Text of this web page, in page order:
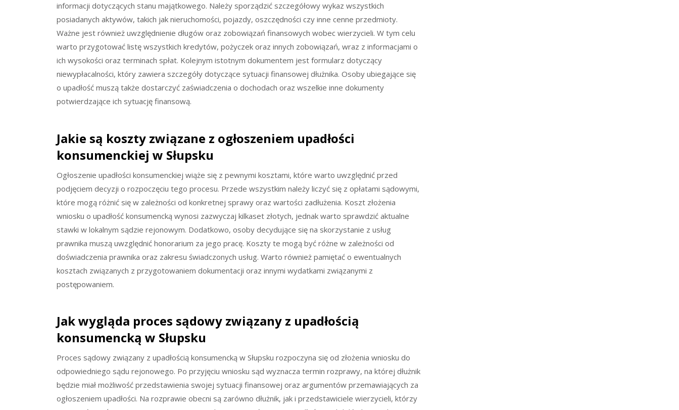
informacji dotyczących stanu majątkowego. Należy sporządzić szczegółowy wykaz wszystkich
posiadanych aktywów, takich jak nieruchomości, pojazdy, oszczędności czy inne cenne przedmioty.
Ważne jest również uwzględnienie długów oraz zobowiązań finansowych wobec wierzycieli. W tym celu
warto przygotować listę wszystkich kredytów, pożyczek oraz innych zobowiązań, wraz z informacjami o
ich wysokości oraz terminach spłat. Kolejnym istotnym dokumentem jest formularz dotyczący
niewypłacalności, który zawiera szczegóły dotyczące sytuacji finansowej dłużnika. Osoby ubiegające się
o upadłość muszą także dostarczyć zaświadczenia o dochodach oraz wszelkie inne dokumenty
potwierdzające ich sytuację finansową.
Jakie są koszty związane z ogłoszeniem upadłości
konsumenckiej w Słupsku
Ogłoszenie upadłości konsumenckiej wiąże się z pewnymi kosztami, które warto uwzględnić przed
podjęciem decyzji o rozpoczęciu tego procesu. Przede wszystkim należy liczyć się z opłatami sądowymi,
które mogą różnić się w zależności od konkretnej sprawy oraz wartości zadłużenia. Koszt złożenia
wniosku o upadłość konsumencką wynosi zazwyczaj kilkaset złotych, jednak warto sprawdzić aktualne
stawki w lokalnym sądzie rejonowym. Dodatkowo, osoby decydujące się na skorzystanie z usług
prawnika muszą uwzględnić honorarium za jego pracę. Koszty te mogą być różne w zależności od
doświadczenia prawnika oraz zakresu świadczonych usług. Warto również pamiętać o ewentualnych
kosztach związanych z przygotowaniem dokumentacji oraz innymi wydatkami związanymi z
postępowaniem.
Jak wygląda proces sądowy związany z upadłością
konsumencką w Słupsku
Proces sądowy związany z upadłością konsumencką w Słupsku rozpoczyna się od złożenia wniosku do
odpowiedniego sądu rejonowego. Po przyjęciu wniosku sąd wyznacza termin rozprawy, na której dłużnik
będzie miał możliwość przedstawienia swojej sytuacji finansowej oraz argumentów przemawiających za
ogłoszeniem upadłości. Na rozprawie obecni są zarówno dłużnik, jak i przedstawiciele wierzycieli, którzy